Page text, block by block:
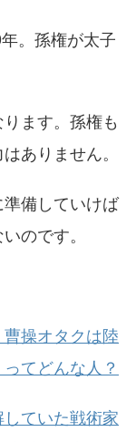
。孫権が太子
ます。孫権も
ありません。
備していけば
のです。
操オタクは陸
てどんな人？
ていた戦術家